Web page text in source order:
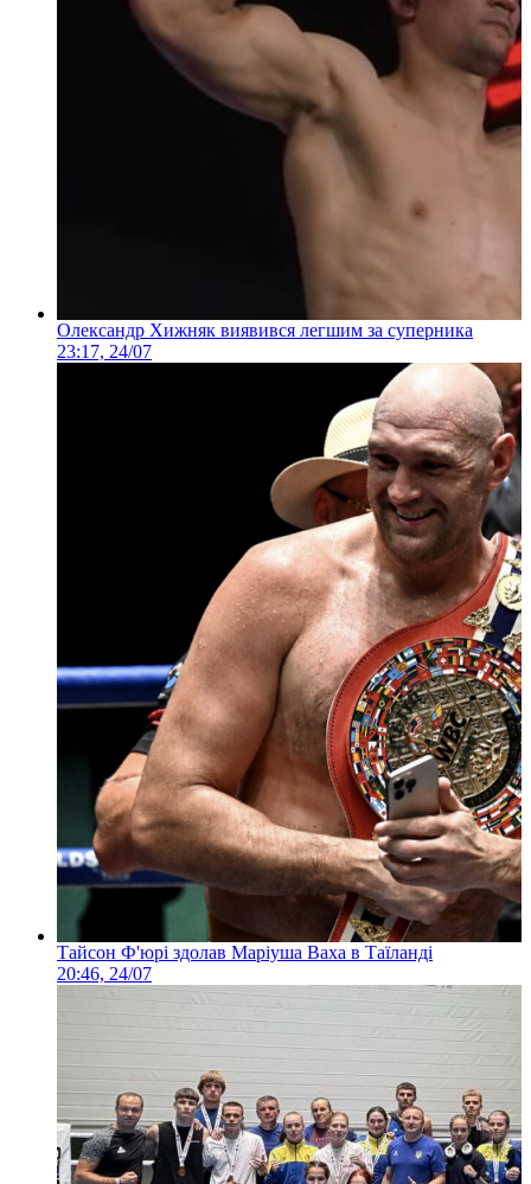
Олександр Хижняк виявився легшим за суперника
23:17, 24/07
Тайсон Ф'юрі здолав Маріуша Ваха в Таїланді
20:46, 24/07